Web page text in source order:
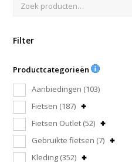
Filter
Productcategorieën
Aanbiedingen (103)
Fietsen (187)
Fietsen Outlet (52)
Gebruikte fietsen (7)
Kleding (352)